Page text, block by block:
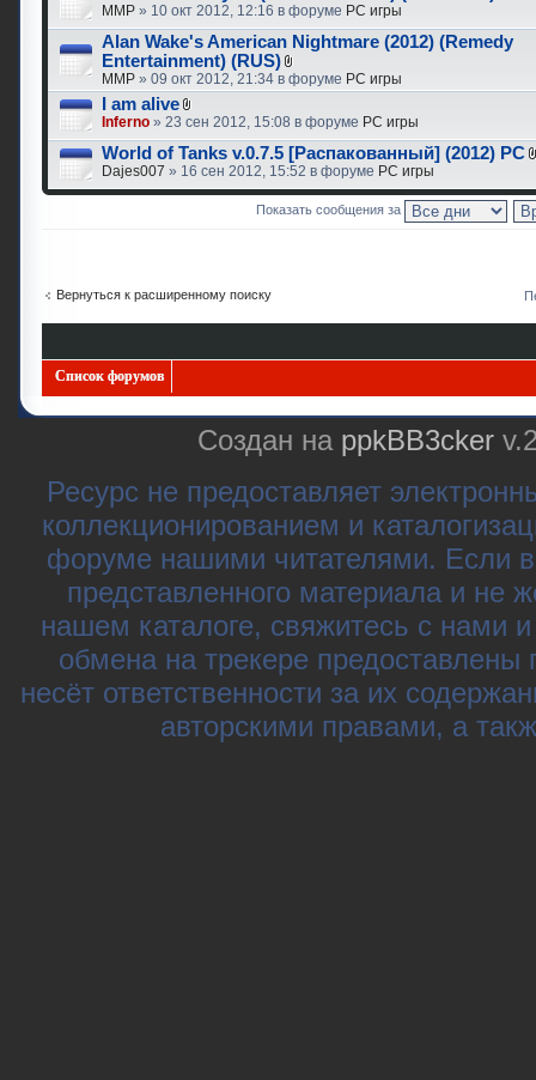
MMP » 10 окт 2012, 12:16 в форуме PC игры
Alan Wake's American Nightmare (2012) (Remedy
Entertainment) (RUS)
MMP » 09 окт 2012, 21:34 в форуме PC игры
I am alive
Inferno » 23 сен 2012, 15:08 в форуме PC игры
World of Tanks v.0.7.5 [Распакованный] (2012) PC
Dajes007 » 16 сен 2012, 15:52 в форуме PC игры
Показать сообщения за
Вернуться к расширенному поиску
Список форумов
Создан на ppkBB3cker
Ресурс не предоставляет
коллекционированием и
форуме нашими читателями. Если
представленного материала и не
нашем каталоге, свяжитесь с нами
обмена на трекере
несёт ответственности за их
авторскими правами, а